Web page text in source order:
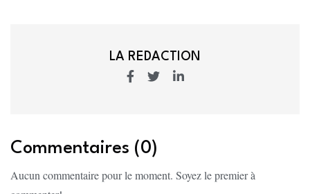
LA REDACTION
Commentaires (0)
Aucun commentaire pour le moment. Soyez le premier à